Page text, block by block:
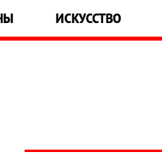
ИСКУССТВО